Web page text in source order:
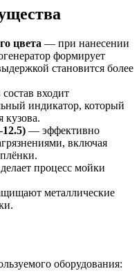
цвета — при нанесении
формирует
становится более
входит
индикатор, который
кузова.
— эффективно
включая
процесс мойки
металлические
оборудования: